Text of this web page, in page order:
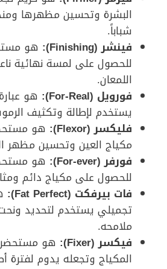
البشرة وتحسين مظهرها
شباباً.
فينشر (Finishing
): هو
للحصول على لمسة نهائية
اللمعان.
فورويل (For-Real
): هو
يستخدم لإطالة وتكثيف
فليكسر (Flexor
): هو
مكياج العين وتحسين مظهر
فورفر (For-ever
): هو
للحصول على مكياج دائم
فات بيرفكت (Fat Perfect
):
تجميلي يستخدم لتحديد ونحت
ملامحه.
فيكسر (Fixer):
هو مستحضر
المكياج وتجعله يدوم لفترة